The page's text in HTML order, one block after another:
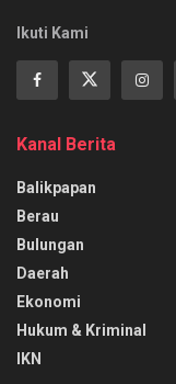
Ikuti Kami
Kanal Berita
Balikpapan
Berau
Bulungan
Daerah
Ekonomi
Hukum & Kriminal
IKN